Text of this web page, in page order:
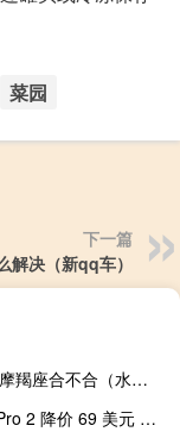
菜园
下一篇
解决（新qq车）
水瓶座和摩羯座合不合（水瓶座摩羯座）
AirPods Pro 2 降价 69 美元 创历史新高